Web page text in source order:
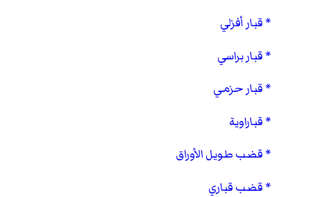
قبار أفزلي
قبار براسي
قبار حزمي
قباراوية
قضب طويل الأوراق
قضب قباري